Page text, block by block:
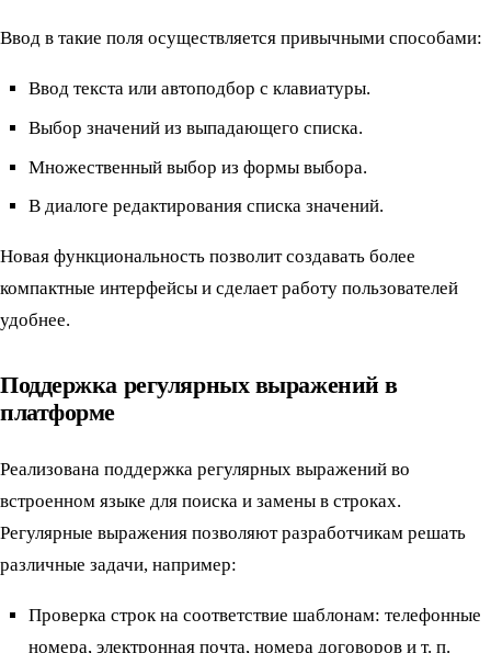
Ввод в такие поля осуществляется привычными способами:
Ввод текста или автоподбор с клавиатуры.
Выбор значений из выпадающего списка.
Множественный выбор из формы выбора.
В диалоге редактирования списка значений.
Новая функциональность позволит создавать более
компактные интерфейсы и сделает работу пользователей
удобнее.
Поддержка регулярных выражений в
платформе
Реализована поддержка регулярных выражений во
встроенном языке для поиска и замены в строках.
Регулярные выражения позволяют разработчикам решать
различные задачи, например:
Проверка строк на соответствие шаблонам: телефонные
номера, электронная почта, номера договоров и т. п.